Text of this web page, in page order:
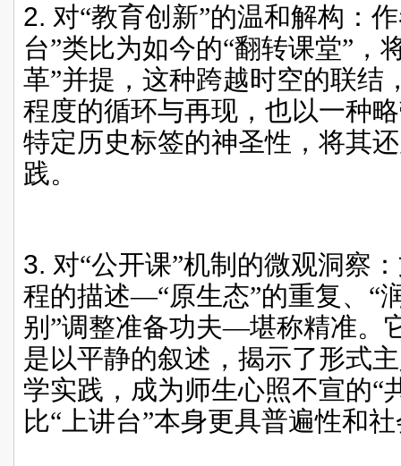
2. 对“教育创新”的温和解构：
台”类比为如今的“翻转课堂”，
革”并提，这种跨越时空的联结
程度的循环与再现，也以一种
特定历史标签的神圣性，将其
践。
3. 对“公开课”机制的微观洞察
程的描述—“原生态”的重复、“
别”调整准备功夫—堪称精准。
是以平静的叙述，揭示了形式
学实践，成为师生心照不宣的“
比“上讲台”本身更具普遍性和